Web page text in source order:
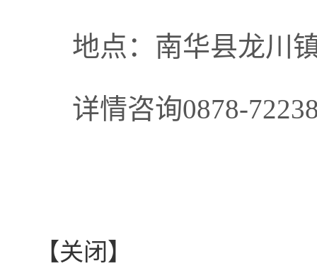
地点：南华县龙川
详情咨询0878-
【关闭】